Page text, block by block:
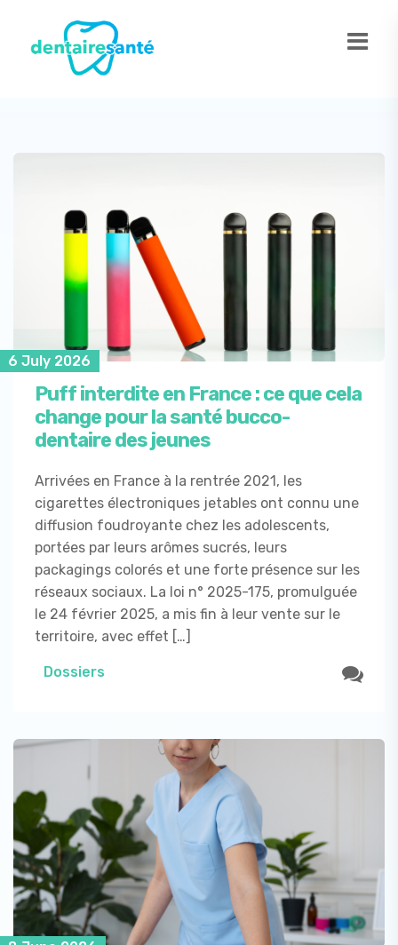
6 July 2026
Puff interdite en France : ce que cela
change pour la santé bucco-
dentaire des jeunes
Arrivées en France à la rentrée 2021, les
cigarettes électroniques jetables ont connu une
diffusion foudroyante chez les adolescents,
portées par leurs arômes sucrés, leurs
packagings colorés et une forte présence sur les
réseaux sociaux. La loi n° 2025-175, promulguée
le 24 février 2025, a mis fin à leur vente sur le
territoire, avec effet […]
Dossiers